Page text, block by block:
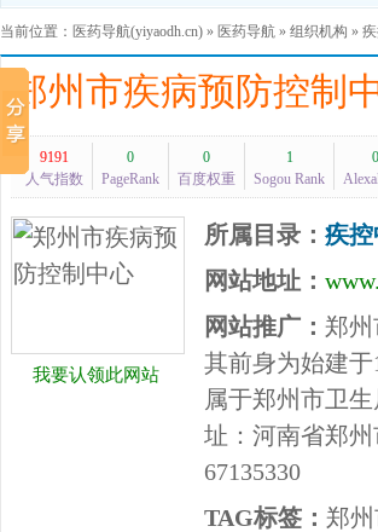
当前位置： 医药导航(yiyaodh.cn) » 医药导航 » 组织机构 »
郑州市疾病预防控制
9191
人气指数
0
PageRank
0
百度权重
1
Sogou Rank
0
我要认领此网站
所属目录： 疾
网站地址：
网站推广： 郑州
其前身为始建
属于郑州市卫
址：河南省郑
67135330
TAG标签： 郑